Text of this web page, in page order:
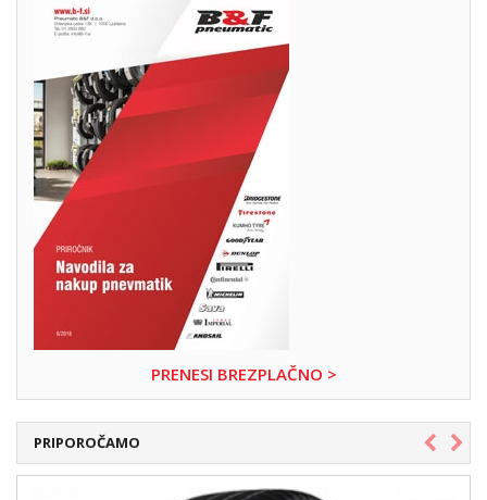
PRENESI BREZPLAČNO >
PRIPOROČAMO